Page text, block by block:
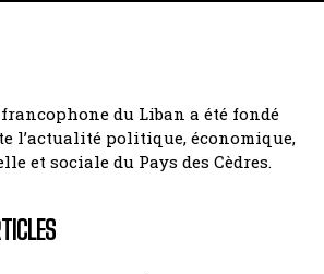
du Liban a été fondé
l’actualité politique, économique,
et sociale du Pays des Cèdres.